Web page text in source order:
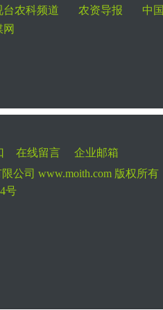
台农科频道 农资导报
中
在线留言
企业邮箱
限公司 www.moith.com 版权所
号